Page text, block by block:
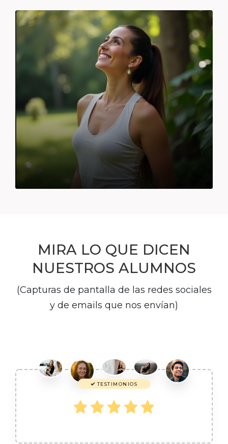
MIRA LO QUE DICEN
NUESTROS ALUMNOS
(Capturas de pantalla de las redes sociales
y de emails que nos envían)
TESTIMONIOS